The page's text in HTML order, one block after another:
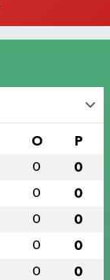
O P
0 0
0 0
0 0
0 0
0 0